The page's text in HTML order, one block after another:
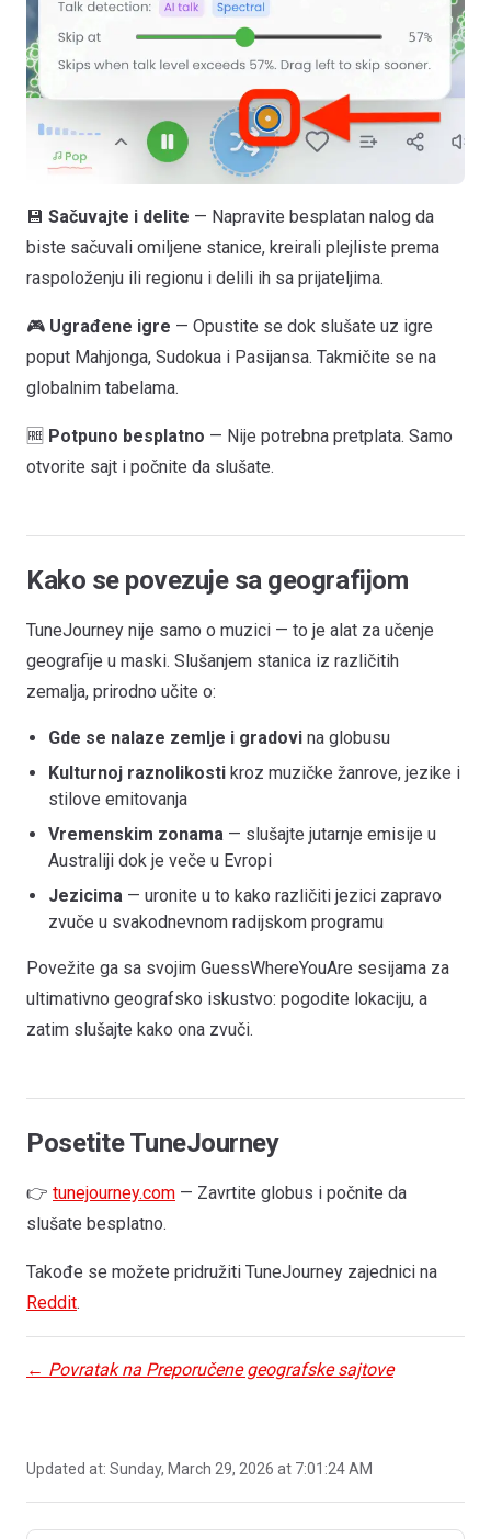
💾 Sačuvajte i delite — Napravite besplatan nalog da
biste sačuvali omiljene stanice, kreirali plejliste prema
raspoloženju ili regionu i delili ih sa prijateljima.
🎮 Ugrađene igre — Opustite se dok slušate uz igre
poput Mahjonga, Sudokua i Pasijansa. Takmičite se na
globalnim tabelama.
🆓 Potpuno besplatno — Nije potrebna pretplata. Samo
otvorite sajt i počnite da slušate.
Kako se povezuje sa geografijom
TuneJourney nije samo o muzici — to je alat za učenje
geografije u maski. Slušanjem stanica iz različitih
zemalja, prirodno učite o:
Gde se nalaze zemlje i gradovi na globusu
Kulturnoj raznolikosti kroz muzičke žanrove, jezike i
stilove emitovanja
Vremenskim zonama — slušajte jutarnje emisije u
Australiji dok je veče u Evropi
Jezicima — uronite u to kako različiti jezici zapravo
zvuče u svakodnevnom radijskom programu
Povežite ga sa svojim GuessWhereYouAre sesijama za
ultimativno geografsko iskustvo: pogodite lokaciju, a
zatim slušajte kako ona zvuči.
Posetite TuneJourney
👉 tunejourney.com — Zavrtite globus i počnite da
slušate besplatno.
Takođe se možete pridružiti TuneJourney zajednici na
Reddit.
← Povratak na Preporučene geografske sajtove
Updated at: Sunday, March 29, 2026 at 7:01:24 AM